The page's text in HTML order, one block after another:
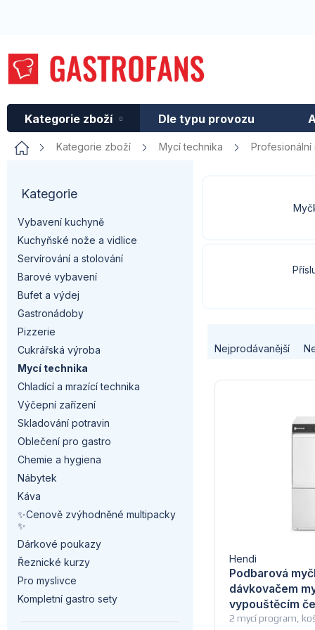
Kategorie zboží
Dle typu provozu
Domů Kategorie zboží Mycí technika
Přeskočit
Kategorie
Vybavení kuchyně
Kuchyňské nože a vidlice
Servírování a stolování
Barové vybavení
Bufet a výdej
Gastronádoby
Pizzerie
Cukrářská výroba
Mycí technika
Chladící a mrazící technika
Výčepní zařízení
Skladování potravin
Oblečení pro gastro
Chemie a hygiena
Nábytek
Káva
✨Cenově zvýhodněné multipacky
✨
Dárkové poukazy
Řeznické kurzy
Pro myslivce
Kompletní gastro sety
Nejprodávanější
V
2 mycí program,
Podbarová
dávkovačem
vypouštěcím
Hendi